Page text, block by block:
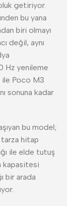
getiriyor.
bu yana
biri olmayı
değil, aynı
Hz yenileme
ile Poco M3
sonuna kadar
bu model;
tarza hitap
ile elde tutuş
kapasitesi
bir arada